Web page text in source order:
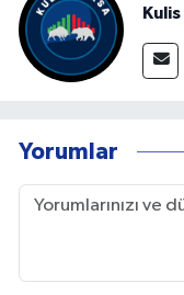
Yorumlar